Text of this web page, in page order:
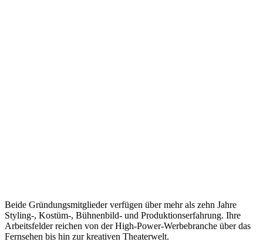
Beide Gründungsmitglieder verfügen über mehr als zehn Jahre
Styling-, Kostüm-, Bühnenbild- und Produktionserfahrung. Ihre
Arbeitsfelder reichen von der High-Power-Werbebranche über das
Fernsehen bis hin zur kreativen Theaterwelt.